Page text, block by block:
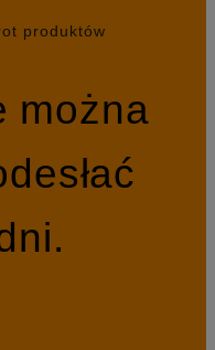
produktów
można